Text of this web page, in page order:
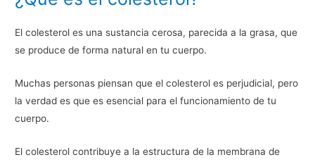
El colesterol es una sustancia cerosa, parecida a la grasa, que
se produce de forma natural en tu cuerpo.
Muchas personas piensan que el colesterol es perjudicial, pero
la verdad es que es esencial para el funcionamiento de tu
cuerpo.
El colesterol contribuye a la estructura de la membrana de